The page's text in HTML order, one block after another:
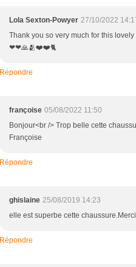
Lola Sexton-Powyer 27/10/2022
Thank you so very much for this
❤❤🙏🫂❤❤🐈
Répondre
françoise 05/08/2022 11:50
Bonjour<br /> Trop belle cette
Françoise
Répondre
ghislaine 25/08/2019 14:23
elle est superbe cette
Répondre